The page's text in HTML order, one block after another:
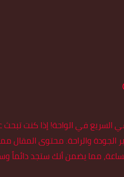
السريع في الواحة! إذا كنت
الجودة والراحة. محتوى
مما يضمن أنك ستجد دائماً